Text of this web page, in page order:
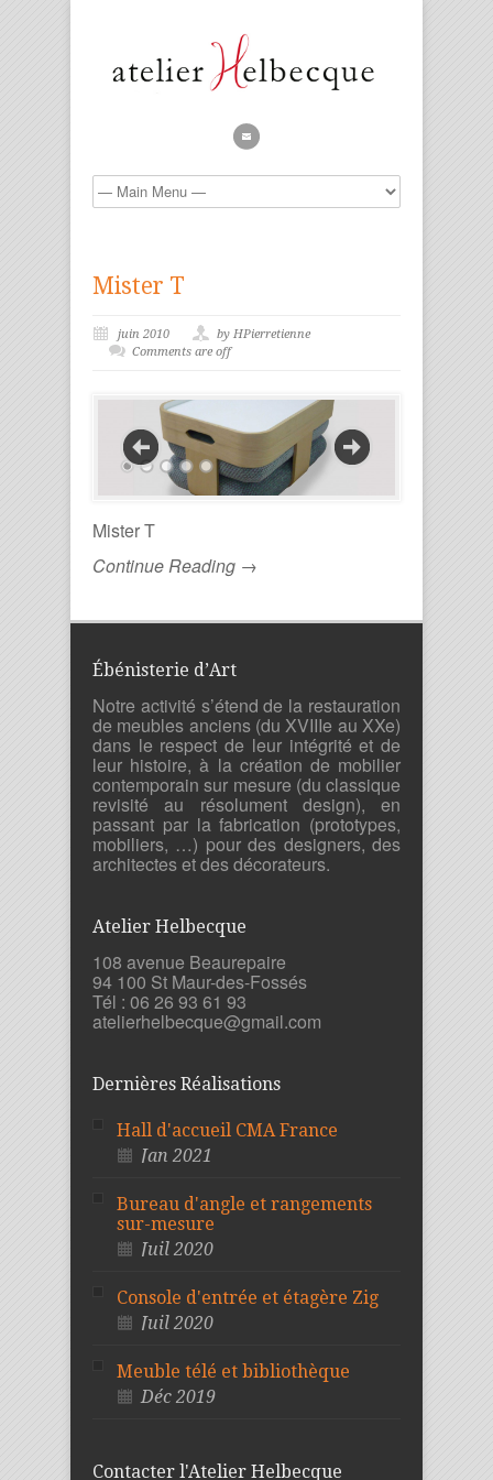
Mister T
juin 2010
by HPierretienne
Comments are off
Mister T
Continue Reading →
Ébénisterie d’Art
Notre activité s’étend de la restauration
de meubles anciens (du XVIIIe au XXe)
dans le respect de leur intégrité et de
leur histoire, à la création de mobilier
contemporain sur mesure (du classique
revisité au résolument design), en
passant par la fabrication (prototypes,
mobiliers, …) pour des designers, des
architectes et des décorateurs.
Atelier Helbecque
108 avenue Beaurepaire
94 100 St Maur-des-Fossés
Tél : 06 26 93 61 93
atelierhelbecque@gmail.com
Dernières Réalisations
Hall d'accueil CMA France
Jan 2021
Bureau d'angle et rangements
sur-mesure
Juil 2020
Console d'entrée et étagère Zig
Juil 2020
Meuble télé et bibliothèque
Déc 2019
Contacter l'Atelier Helbecque